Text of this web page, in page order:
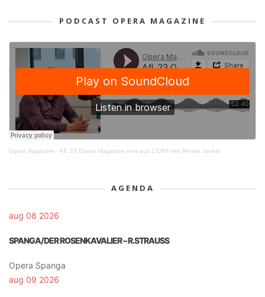
PODCAST OPERA MAGAZINE
Opera Magazine · Afl. 23 Opera Magazine over aus LICHT met Renee Jonker
AGENDA
aug 08 2026
SPANGA/DER ROSENKAVALIER – R.STRAUSS
Opera Spanga
aug 09 2026